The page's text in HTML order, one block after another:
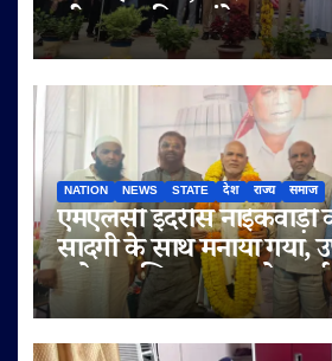
जीवन का दिया संदेश
NATION NEWS STATE देश राज्य समाज
एमएलसी इदरीस नाईकवाड़ी
सादगी के साथ मनाया गया,
सुनेत्रा अजित पवार समेत
ने दी शुभकामनाएं